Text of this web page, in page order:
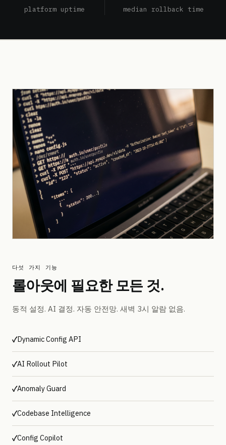
platform uptime median rollback time
다섯 가지 기능
롤아웃에 필요한 모든 것.
동적 설정. AI 결정. 자동 안전망. 새벽 3시 알람 없음.
✓Dynamic Config API
✓AI Rollout Pilot
✓Anomaly Guard
✓Codebase Intelligence
✓Config Copilot